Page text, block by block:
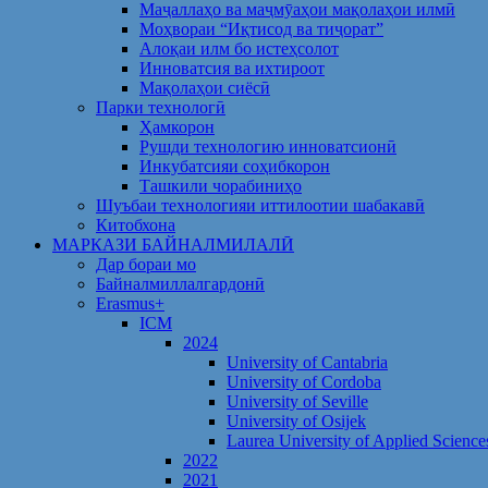
Маҷаллаҳо ва маҷмӯаҳои мақолаҳои илмӣ
Моҳвораи “Иқтисод ва тиҷорат”
Алоқаи илм бо истеҳсолот
Инноватсия ва ихтироот
Мақолаҳои сиёсӣ
Парки технологӣ
Ҳамкорон
Рушди технологию инноватсионӣ
Инкубатсияи соҳибкорон
Ташкили чорабиниҳо
Шуъбаи технологияи иттилоотии шабакавӣ
Китобхона
МАРКАЗИ БАЙНАЛМИЛАЛӢ
Дар бораи мо
Байналмиллалгардонӣ
Erasmus+
ICM
2024
University of Cantabria
University of Cordoba
University of Seville
University of Osijek
Laurea University of Applied
2022
2021